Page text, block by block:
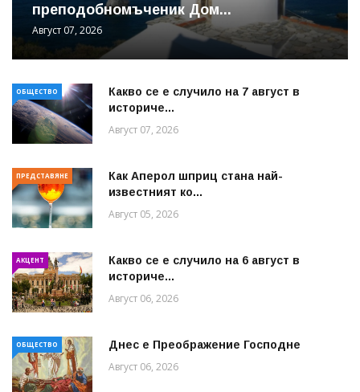
преподобномъченик Дом...
Август 07, 2026
ОБЩЕСТВО
Какво се е случило на 7 август в
историче...
Август 07, 2026
ПРЕДСТАВЯНЕ
Как Аперол шприц стана най-
известният ко...
Август 05, 2026
АКЦЕНТ
Какво се е случило на 6 август в
историче...
Август 06, 2026
ОБЩЕСТВО Днес е Преображение Господне
Август 06, 2026